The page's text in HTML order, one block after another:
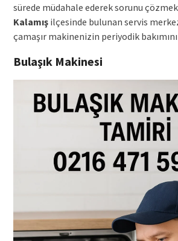
sürede müdahale ederek sorunu
Kalamışilçesinde bulunan servis
çamaşır makinenizin periyodik
Bulaşık Makinesi